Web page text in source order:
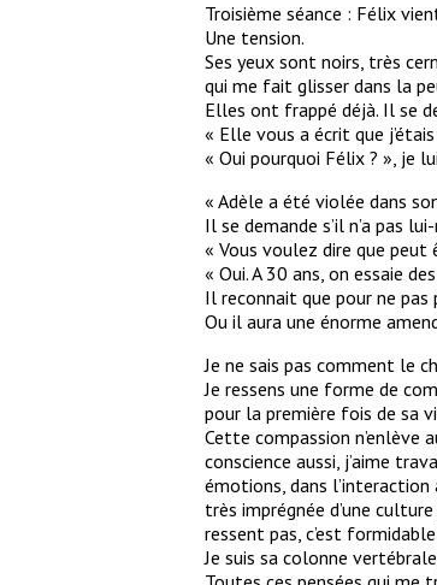
Troisième séance : Félix
Une tension.
Ses yeux sont noirs, très
qui me fait glisser dans la
Elles ont frappé déjà. Il se
« Elle vous a écrit que
« Oui pourquoi Félix ? », je
« Adèle a été violée dans
Il se demande s’il n’a pas
« Vous voulez dire que
« Oui. A 30 ans, on essaie
Il reconnait que pour ne pas
Ou il aura une énorme
Je ne sais pas comment le
Je ressens une forme de
pour la première fois de sa
Cette compassion
conscience aussi, j’aime
émotions, dans
très imprégnée d’une
ressent pas, c’est
Je suis sa colonne